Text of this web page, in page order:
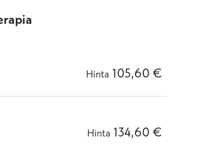
Hinta 105,60 €
Hinta 134,60 €